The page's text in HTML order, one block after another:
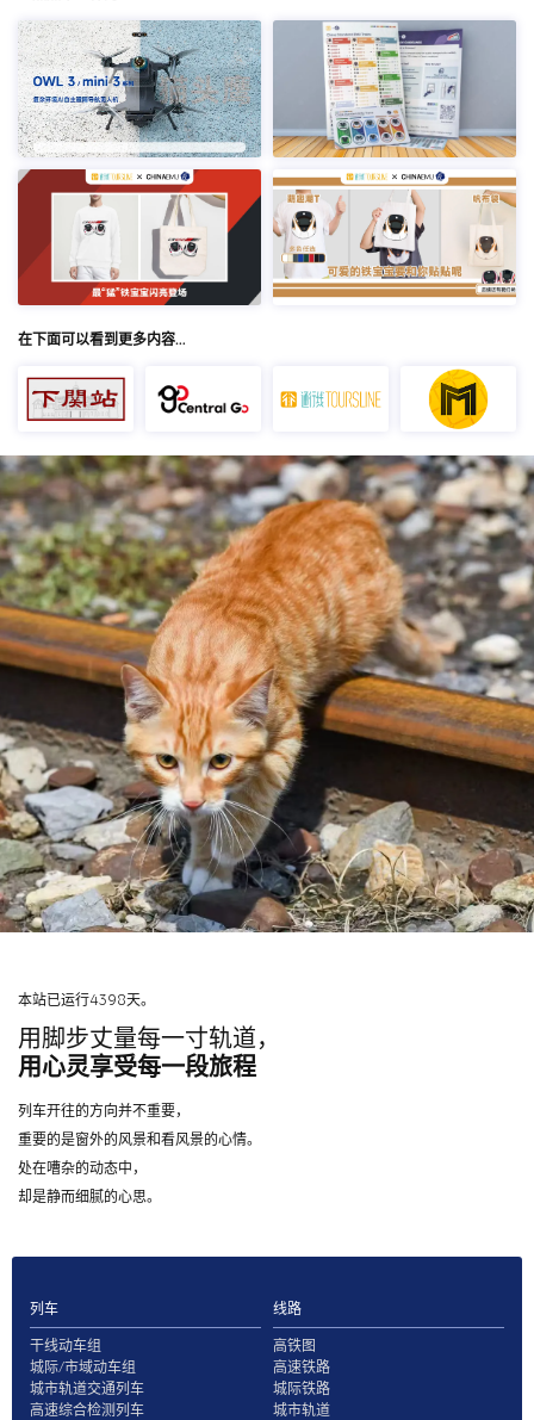
在下面可以看到更多内容…
本站已运行4398天。
用脚步丈量每一寸轨道，
用心灵享受每一段旅程
列车开往的方向并不重要，
重要的是窗外的风景和看风景的心情。
处在嘈杂的动态中，
却是静而细腻的心思。
列车
干线动车组
城际/市域动车组
城市轨道交通列车
高速综合检测列车
线路
高铁图
高速铁路
城际铁路
城市轨道